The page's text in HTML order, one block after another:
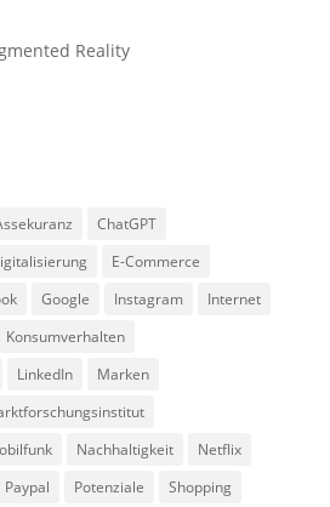
Reality
ChatGPT
E-Commerce
Google Instagram
Internet
Konsumverhalten
LinkedIn
Marken
Nachhaltigkeit
Netflix
Paypal Potenziale
Shopping